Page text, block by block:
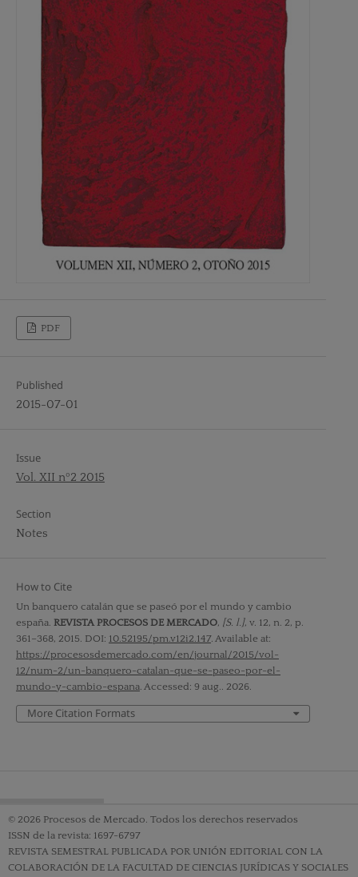
PDF
Published
2015-07-01
Issue
Vol. XII nº2 2015
Section
Notes
How to Cite
Un banquero catalán que se paseó por el mundo y cambio
españa. REVISTA PROCESOS DE MERCADO, [S. l.], v. 12, n. 2, p.
361–368, 2015. DOI: 10.52195/pm.v12i2.147. Available at:
https://procesosdemercado.com/en/journal/2015/vol-
12/num-2/un-banquero-catalan-que-se-paseo-por-el-
mundo-y-cambio-espana. Accessed: 9 aug.. 2026.
More Citation Formats
© 2026 Procesos de Mercado. Todos los derechos reservados
ISSN de la revista: 1697-6797
REVISTA SEMESTRAL PUBLICADA POR UNIÓN EDITORIAL CON LA
COLABORACIÓN DE LA FACULTAD DE CIENCIAS JURÍDICAS Y SOCIALES